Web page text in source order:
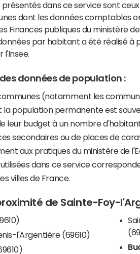
présentés dans ce service sont
dont les données comptables
Finances publiques du ministère
par habitant a été réalisé à
l'Insee.
données de population :
(notamment les
la population permanente est
leur budget à un nombre
secondaires ou de places de
aux pratiques du ministère de
dans ce service
villes de France.
de Sainte-Foy-
l'Argentière (69610)